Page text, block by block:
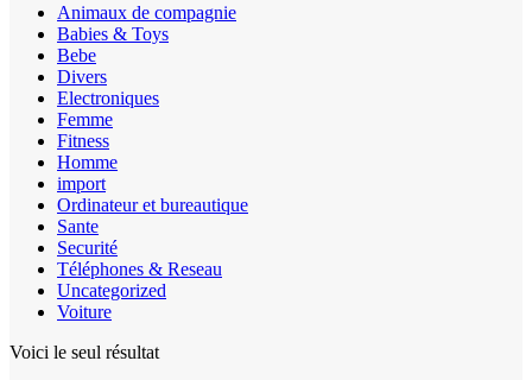
Animaux de compagnie
Babies & Toys
Bebe
Divers
Electroniques
Femme
Fitness
Homme
import
Ordinateur et bureautique
Sante
Securité
Téléphones & Reseau
Uncategorized
Voiture
Voici le seul résultat